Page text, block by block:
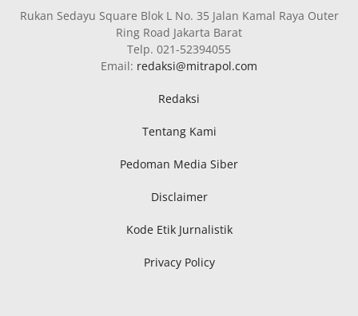
Rukan Sedayu Square Blok L No. 35 Jalan Kamal Raya Outer
Ring Road Jakarta Barat
Telp. 021-52394055